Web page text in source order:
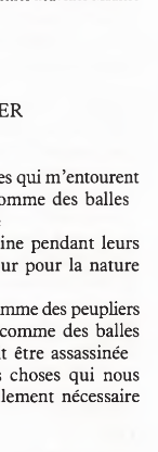
qui m’entourent
des balles
pendant leurs
pour la nature
des peupliers
des balles
être assassinée
choses  qui  nous
nécessaire